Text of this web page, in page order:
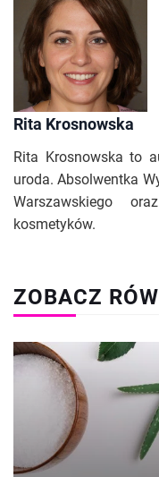
Rita Krosnowska
Rita Krosnowska to
uroda. Absolwentka
Warszawskiego
kosmetyków.
ZOBACZ